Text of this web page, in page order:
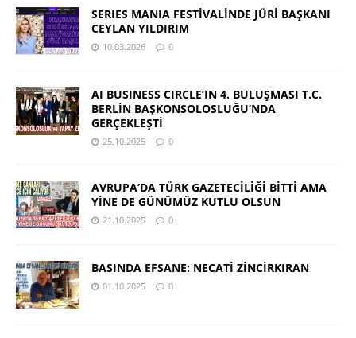
SERIES MANIA FESTİVALİNDE JÜRİ BAŞKANI
CEYLAN YILDIRIM
10.03.2026 0
AI BUSINESS CIRCLE’IN 4. BULUŞMASI T.C.
BERLİN BAŞKONSOLOSLUĞU’NDA
GERÇEKLEŞTİ
25.10.2025 0
AVRUPA’DA TÜRK GAZETECİLİĞİ BİTTİ AMA
YİNE DE GÜNÜMÜZ KUTLU OLSUN
21.10.2025 0
BASINDA EFSANE: NECATİ ZİNCİRKIRAN
01.10.2025 0